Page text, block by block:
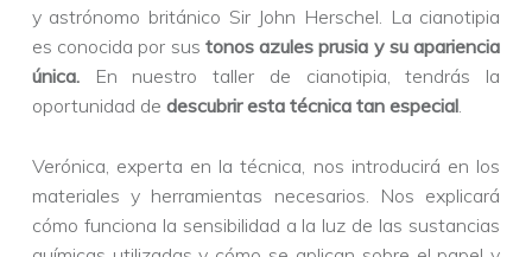
y astrónomo británico Sir John Herschel. La cianotipia
es conocida por sus tonos azules prusia y su apariencia
única.En nuestro taller de cianotipia, tendrás la
oportunidad de descubrir esta técnica tan especial.
Verónica, experta en la técnica, nos introducirá en los
materiales y herramientas necesarios. Nos explicará
cómo funciona la sensibilidad a la luz de las sustancias